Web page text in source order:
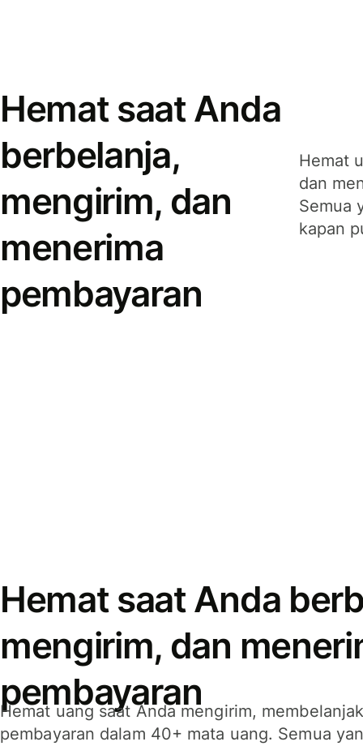
Hemat saat Anda
berbelanja,
mengirim, dan
menerima
pembayaran
Hemat
dan
Semua
kapan
Hemat saat Anda
mengirim, dan
pembayaran
Hemat uang saat Anda mengirim,
pembayaran dalam 40+ mata uang. Semua